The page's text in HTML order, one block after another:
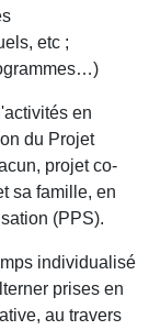
etc ;
en
du Projet
projet co-
sa famille, en
(PPS).
individualisé
prises en
au travers